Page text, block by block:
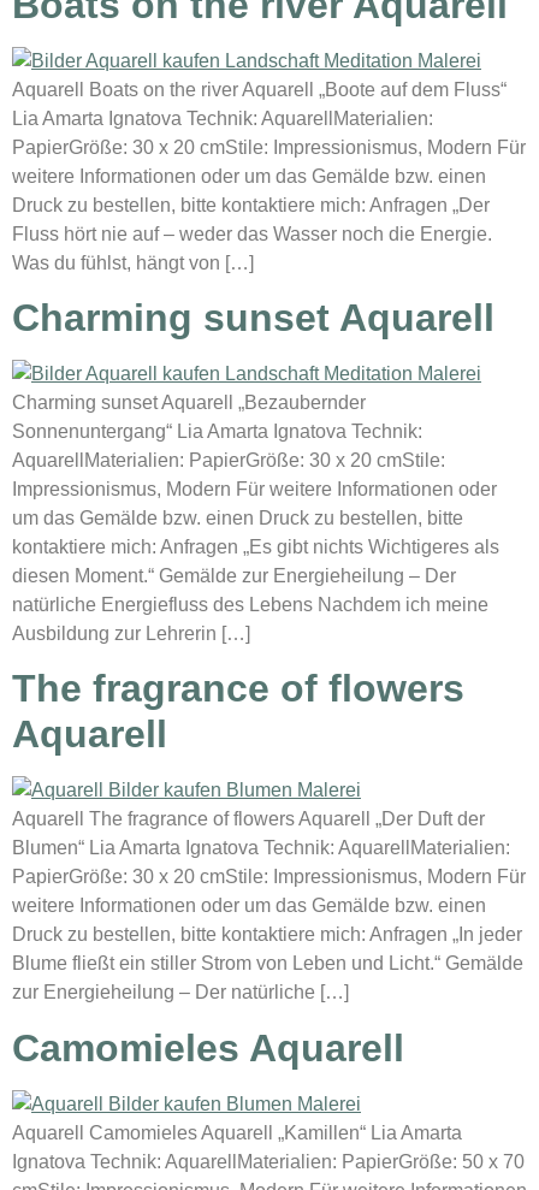
Aquarell Boats on the river Aquarell „Boote auf dem Fluss“
Lia Amarta Ignatova Technik: AquarellMaterialien:
PapierGröße: 30 x 20 cmStile: Impressionismus, Modern Für
weitere Informationen oder um das Gemälde bzw. einen
Druck zu bestellen, bitte kontaktiere mich: Anfragen „Der
Fluss hört nie auf – weder das Wasser noch die Energie.
Was du fühlst, hängt von […]
Charming sunset Aquarell
Charming sunset Aquarell „Bezaubernder
Sonnenuntergang“ Lia Amarta Ignatova Technik:
AquarellMaterialien: PapierGröße: 30 x 20 cmStile:
Impressionismus, Modern Für weitere Informationen oder
um das Gemälde bzw. einen Druck zu bestellen, bitte
kontaktiere mich: Anfragen „Es gibt nichts Wichtigeres als
diesen Moment.“ Gemälde zur Energieheilung – Der
natürliche Energiefluss des Lebens Nachdem ich meine
Ausbildung zur Lehrerin […]
The fragrance of flowers
Aquarell
Aquarell The fragrance of flowers Aquarell „Der Duft der
Blumen“ Lia Amarta Ignatova Technik: AquarellMaterialien:
PapierGröße: 30 x 20 cmStile: Impressionismus, Modern Für
weitere Informationen oder um das Gemälde bzw. einen
Druck zu bestellen, bitte kontaktiere mich: Anfragen „In jeder
Blume fließt ein stiller Strom von Leben und Licht.“ Gemälde
zur Energieheilung – Der natürliche […]
Camomieles Aquarell
Aquarell Camomieles Aquarell „Kamillen“ Lia Amarta
Ignatova Technik: AquarellMaterialien: PapierGröße: 50 x 70